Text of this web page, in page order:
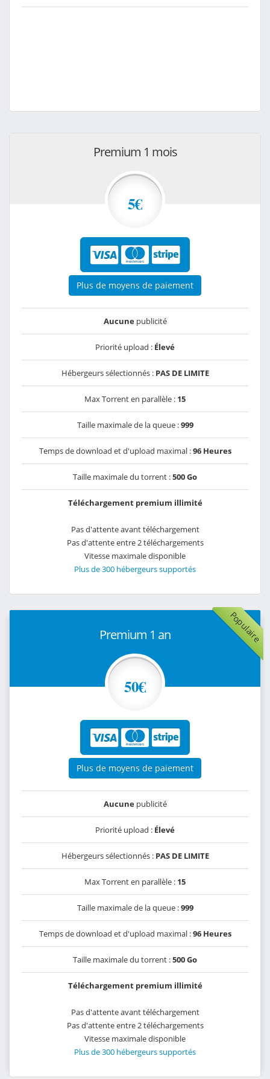
Premium 1 mois
5€
Plus de moyens de paiement
Aucunepublicité
Priorité upload : Élevé
Hébergeurs sélectionnés : PAS DE LIMITE
Max Torrent en parallèle : 15
Taille maximale de la queue :999
Temps de download et d'upload maximal :96 Heures
Taille maximale du torrent :500 Go
Téléchargement premium illimité
Pas d'attente avant téléchargement
Pas d'attente entre 2 téléchargements
Vitesse maximale disponible
Plus de 300 hébergeurs supportés
Populaire
Premium 1 an
50€
Plus de moyens de paiement
Aucunepublicité
Priorité upload : Élevé
Hébergeurs sélectionnés : PAS DE LIMITE
Max Torrent en parallèle : 15
Taille maximale de la queue :999
Temps de download et d'upload maximal :96 Heures
Taille maximale du torrent :500 Go
Téléchargement premium illimité
Pas d'attente avant téléchargement
Pas d'attente entre 2 téléchargements
Vitesse maximale disponible
Plus de 300 hébergeurs supportés